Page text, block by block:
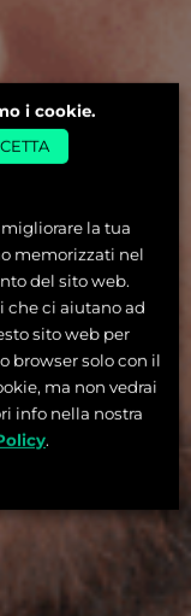
i cookie.
la tua
memorizzati nel
del sito web.
che ci aiutano ad
sito web per
browser solo con il
ma non vedrai
info nella nostra
.